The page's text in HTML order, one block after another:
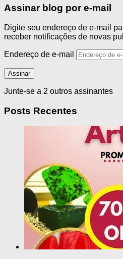
Assinar blog por e-mail
Digite seu endereço de e-mail
receber notificações de novas
Endereço de e-mail
Assinar
Junte-se a 2 outros assinantes
Posts Recentes